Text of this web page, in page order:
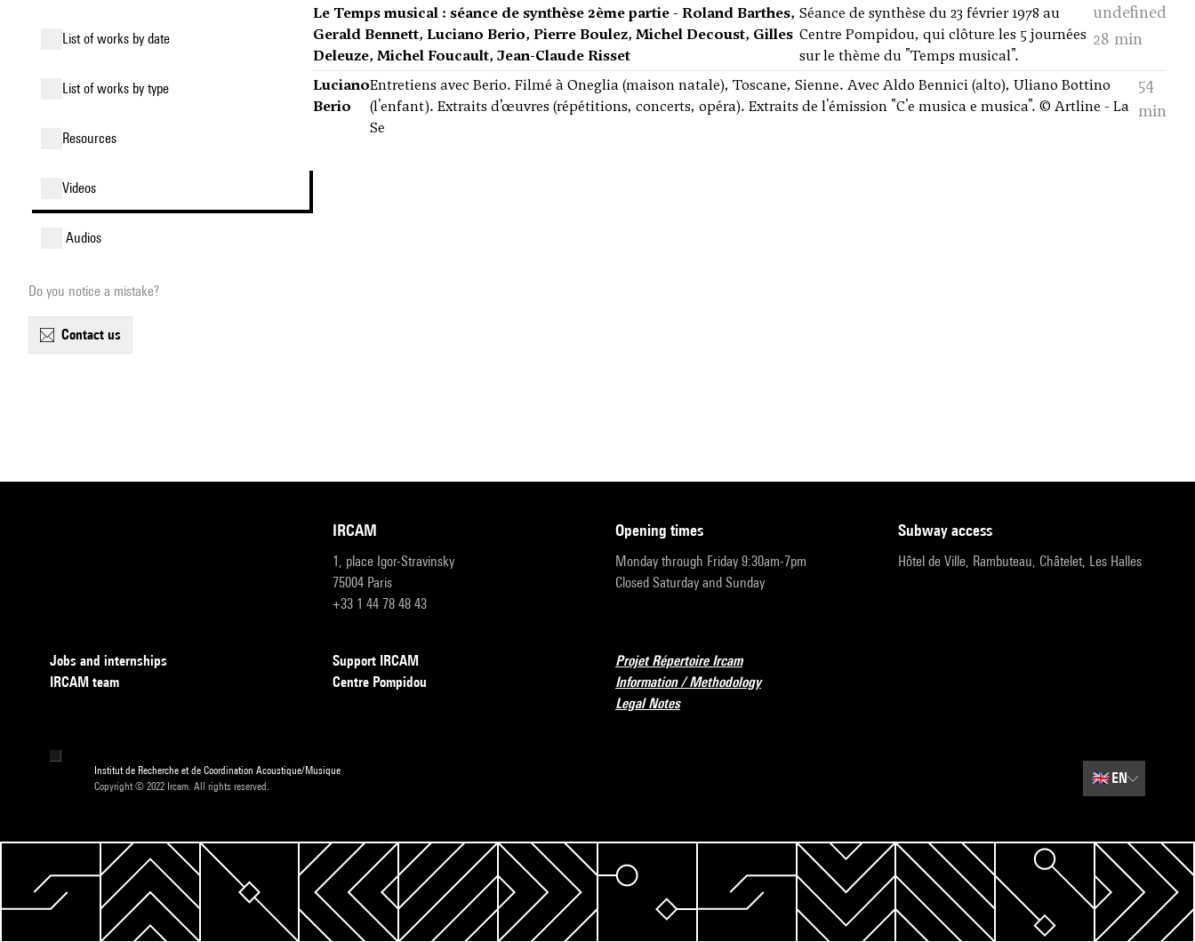
list of works by date
list of works by type
resources
videos
audios
Do you notice a mistake?
contact us
Le Temps musical : séance de synthèse 2ème partie - Roland Barthes,
Gerald Bennett, Luciano Berio, Pierre Boulez, Michel Decoust, Gilles
Deleuze, Michel Foucault, Jean-Claude Risset
Séance de synthèse du 23 février 1978 au
Centre Pompidou, qui clôture les 5 journées
sur le thème du "Temps musical".
undefined
28 min
Luciano
Berio
Entretiens avec Berio. Filmé à Oneglia (maison natale), Toscane, Sienne. Avec Aldo Bennici (alto), Uliano Bottino
(l'enfant). Extraits d’œuvres (répétitions, concerts, opéra). Extraits de l'émission "C'e musica e musica". © Artline - La
Se
54
min
IRCAM
1, place Igor-Stravinsky
75004 Paris
+33 1 44 78 48 43
opening times
Monday through Friday 9:30am-7pm
Closed Saturday and Sunday
subway access
Hôtel de Ville, Rambuteau, Châtelet, Les Halles
Jobs and internships
IRCAM team
Support IRCAM
Centre Pompidou
Projet Répertoire Ircam
Information / Methodology
Legal Notes
Institut de Recherche et de Coordination Acoustique/Musique
Copyright © 2022 Ircam. All rights reserved.
🇬🇧EN